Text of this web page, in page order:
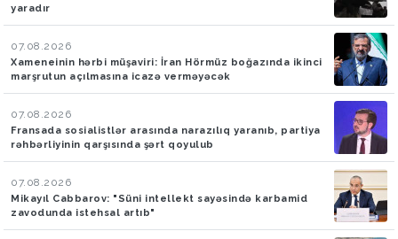
yaradır
07.08.2026
Xameneinin hərbi müşaviri: İran Hörmüz boğazında ikinci
marşrutun açılmasına icazə verməyəcək
07.08.2026
Fransada sosialistlər arasında narazılıq yaranıb, partiya
rəhbərliyinin qarşısında şərt qoyulub
07.08.2026
Mikayıl Cabbarov: "Süni intellekt sayəsində karbamid
zavodunda istehsal artıb"